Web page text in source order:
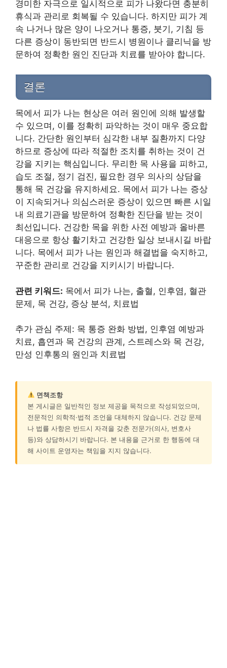
경미한 자극으로 일시적으로 피가 나왔다면 충분히
휴식과 관리로 회복될 수 있습니다. 하지만 피가 계
속 나거나 많은 양이 나오거나 통증, 붓기, 기침 등
다른 증상이 동반되면 반드시 병원이나 클리닉을 방
문하여 정확한 원인 진단과 치료를 받아야 합니다.
결론
목에서 피가 나는 현상은 여러 원인에 의해 발생할
수 있으며, 이를 정확히 파악하는 것이 매우 중요합
니다. 간단한 원인부터 심각한 내부 질환까지 다양
하므로 증상에 따라 적절한 조치를 취하는 것이 건
강을 지키는 핵심입니다. 무리한 목 사용을 피하고,
습도 조절, 정기 검진, 필요한 경우 의사의 상담을
통해 목 건강을 유지하세요. 목에서 피가 나는 증상
이 지속되거나 의심스러운 증상이 있으면 빠른 시일
내 의료기관을 방문하여 정확한 진단을 받는 것이
최선입니다. 건강한 목을 위한 사전 예방과 올바른
대응으로 항상 활기차고 건강한 일상 보내시길 바랍
니다. 목에서 피가 나는 원인과 해결법을 숙지하고,
꾸준한 관리로 건강을 지키시기 바랍니다.
관련 키워드: 목에서 피가 나는, 출혈, 인후염, 혈관
문제, 목 건강, 증상 분석, 치료법
추가 관심 주제: 목 통증 완화 방법, 인후염 예방과
치료, 흡연과 목 건강의 관계, 스트레스와 목 건강,
만성 인후통의 원인과 치료법
면책조항
본 게시글은 일반적인 정보 제공을 목적으로 작성되었으며,
전문적인 의학적·법적 조언을 대체하지 않습니다. 건강 문제
나 법률 사항은 반드시 자격을 갖춘 전문가(의사, 변호사
등)와 상담하시기 바랍니다. 본 내용을 근거로 한 행동에 대
해 사이트 운영자는 책임을 지지 않습니다.